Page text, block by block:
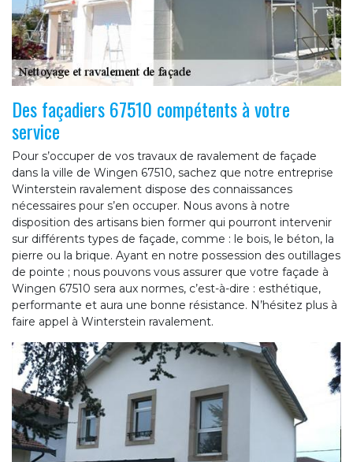
Des façadiers 67510 compétents à votre
service
Pour s’occuper de vos travaux de ravalement de façade
dans la ville de Wingen 67510, sachez que notre entreprise
Winterstein ravalement dispose des connaissances
nécessaires pour s’en occuper. Nous avons à notre
disposition des artisans bien former qui pourront intervenir
sur différents types de façade, comme : le bois, le béton, la
pierre ou la brique. Ayant en notre possession des outillages
de pointe ; nous pouvons vous assurer que votre façade à
Wingen 67510 sera aux normes, c’est-à-dire : esthétique,
performante et aura une bonne résistance. N’hésitez plus à
faire appel à Winterstein ravalement.